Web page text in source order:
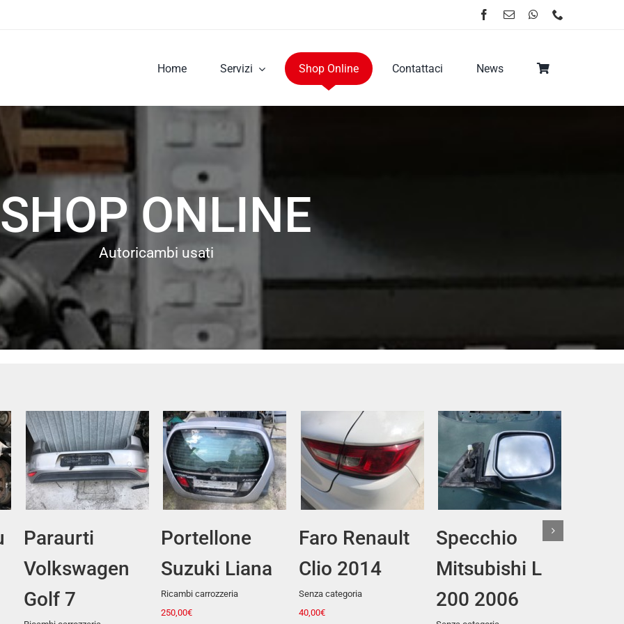
Home Servizi Shop Online Contattaci News
SHOP ONLINE
Autoricambi usati
Aggiungi al
Faro Renault
Clio 2014
Senza categoria
Aggiungi al
Specchio
Mitsubishi L
200 2006
Faro Fiat Idea
Senza categoria
Aggiungi al
Faro Fiat
Bravo
Senza categoria